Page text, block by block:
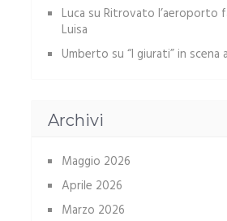
Luca su Ritrovato l’aeroporto
Luisa
Umberto su “I giurati” in scena
Archivi
Maggio 2026
Aprile 2026
Marzo 2026